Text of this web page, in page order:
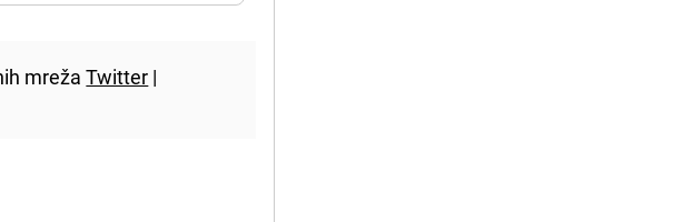
mrežaTwitter |